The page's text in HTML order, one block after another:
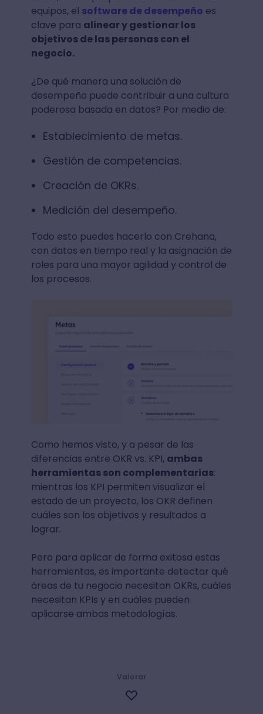
equipos, el software de desempeño es
clave para alinear y gestionar los
objetivos de las personas con el
negocio.
¿De qué manera una solución de
desempeño puede contribuir a una cultura
poderosa basada en datos? Por medio de:
Establecimiento de metas.
Gestión de competencias.
Creación de OKRs.
Medición del desempeño.
Todo esto puedes hacerlo con Crehana,
con datos en tiempo real y la asignación de
roles para una mayor agilidad y control de
los procesos.
Como hemos visto, y a pesar de las
diferencias entre OKR vs. KPI, ambas
herramientas son complementarias:
mientras los KPI permiten visualizar el
estado de un proyecto, los OKR definen
cuáles son los objetivos y resultados a
lograr.
Pero para aplicar de forma exitosa estas
herramientas, es importante detectar qué
áreas de tu negocio necesitan OKRs, cuáles
necesitan KPIs y en cuáles pueden
aplicarse ambas metodologías.
Valorar